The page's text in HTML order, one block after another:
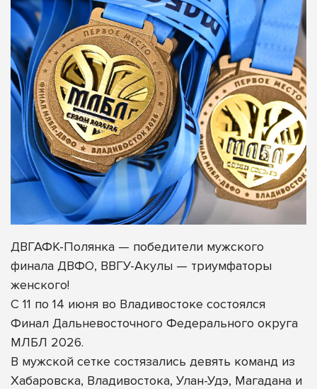
ДВГАФК-Полянка — победители мужского
финала ДВФО, ВВГУ-Акулы — триумфаторы
женского!
С 11 по 14 июня во Владивостоке состоялся
Финал Дальневосточного Федерального округа
МЛБЛ 2026.
В мужской сетке состязались девять команд из
Хабаровска, Владивостока, Улан-Удэ, Магадана и